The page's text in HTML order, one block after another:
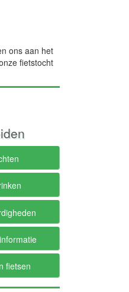
ons aan het
fietstocht
fietsen